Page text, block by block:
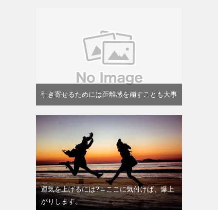
引き寄せるためには距離感を崩すことも大事
運気を上げるには?→ここに気付けば、爆上
がりします。